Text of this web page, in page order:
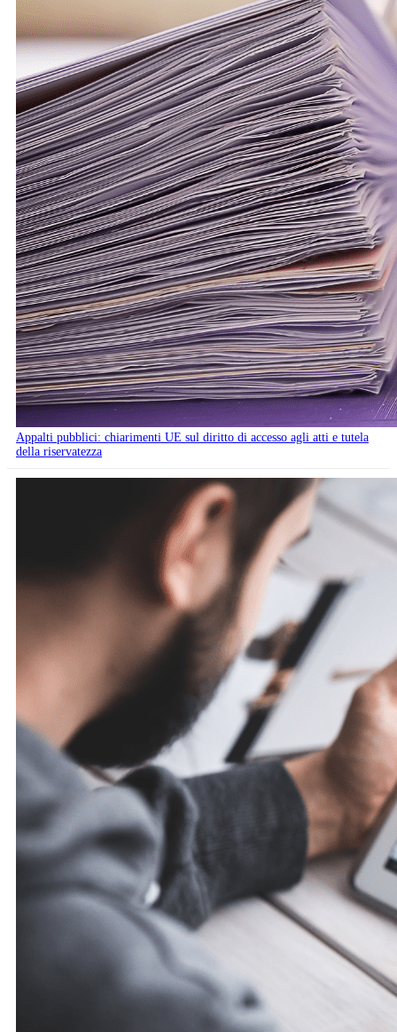
Appalti pubblici: chiarimenti UE sul diritto di accesso agli atti e tutela
della riservatezza